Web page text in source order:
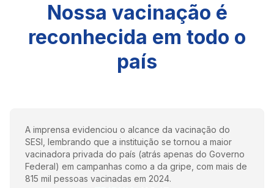
Nossa vacinação é
reconhecida em todo o
país
A imprensa evidenciou o alcance da vacinação do
SESI, lembrando que a instituição se tornou a maior
vacinadora privada do país (atrás apenas do Governo
Federal) em campanhas como a da gripe, com mais de
815 mil pessoas vacinadas em 2024.